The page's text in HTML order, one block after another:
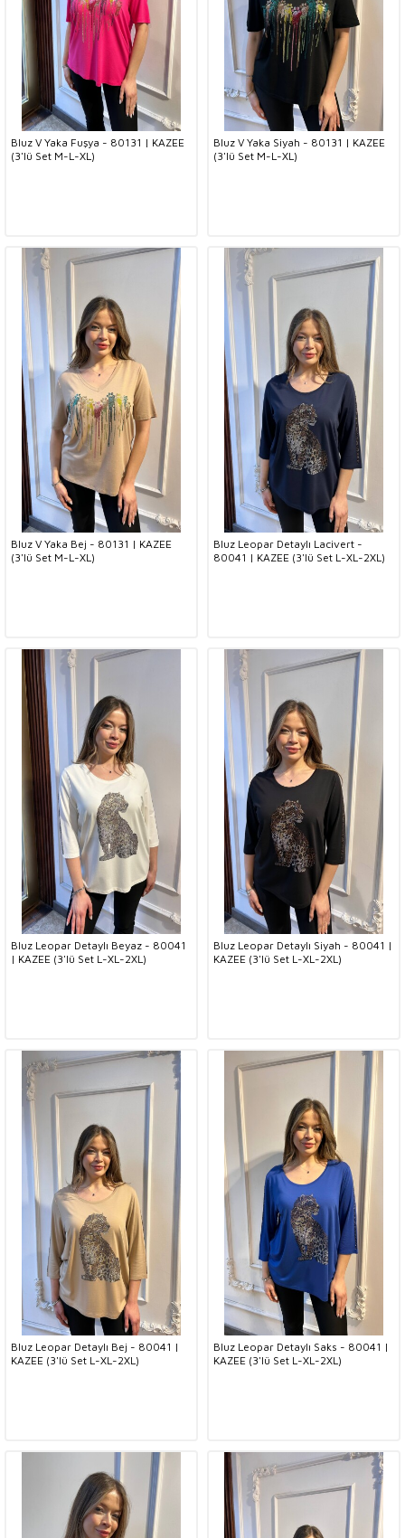
Bluz V Yaka Fuşya - 80131 | KAZEE
(3'lü Set M-L-XL)
Bluz V Yaka Siyah - 80131 | KAZEE
(3'lü Set M-L-XL)
Bluz V Yaka Bej - 80131 | KAZEE
(3'lü Set M-L-XL)
Bluz Leopar Detaylı Lacivert -
80041 | KAZEE (3'lü Set L-XL-2XL)
Bluz Leopar Detaylı Beyaz - 80041
| KAZEE (3'lü Set L-XL-2XL)
Bluz Leopar Detaylı Siyah - 80041 |
KAZEE (3'lü Set L-XL-2XL)
Bluz Leopar Detaylı Bej - 80041 |
KAZEE (3'lü Set L-XL-2XL)
Bluz Leopar Detaylı Saks - 80041 |
KAZEE (3'lü Set L-XL-2XL)